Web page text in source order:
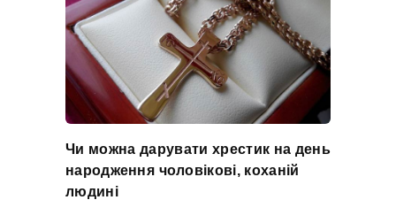
Чи можна дарувати хрестик на день
народження чоловікові, коханій
людині